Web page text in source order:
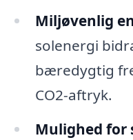
Miljøvenlig
solenergi
bæredygtig
CO2-aftryk.
Mulighed for